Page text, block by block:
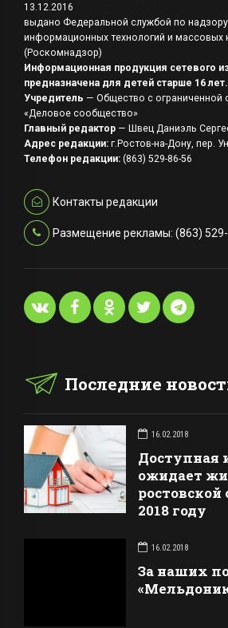
13.12.2016
выдано Федеральной службой по надзору
информационных технологий и массовых
(Роскомнадзор)
Информационная продукция сетевого
предназначена для детей старше 16 лет.
Учредитель — Общество с ограниченной
«Деловое сообщество»
Главный редактор — Швец Даниэль
Адрес редакции: г.Ростов-на-Дону, пер.
Телефон редакции: (863) 529-86-56
Контакты редакции
Размещение рекламы: (863)
Последние
16.02.2018
Доступная
ожидает
ростовской
2018 году
16.02.2018
За наших